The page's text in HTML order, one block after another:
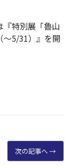
特別展「魯山
5/31）』を開
次の記事へ